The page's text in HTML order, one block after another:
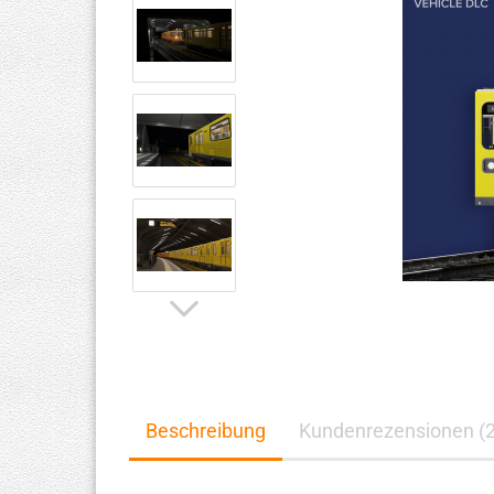
Beschreibung Kundenrezensionen